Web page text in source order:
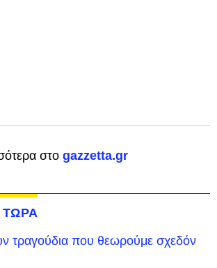
στο gazzetta.gr
ΤΩΡΑ
τραγούδια που θεωρούμε σχεδόν